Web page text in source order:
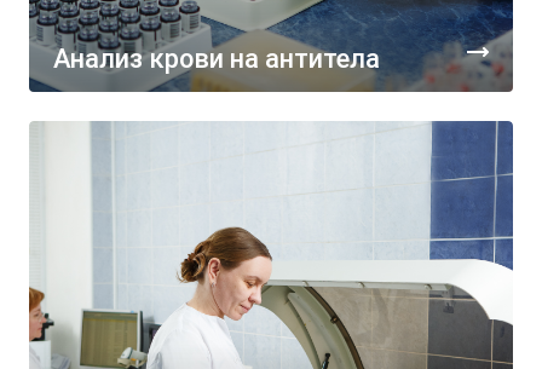
Анализ крови на антитела